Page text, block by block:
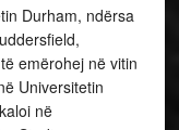
Durham, ndërsa
emërohej në vitin
Universitetin
në